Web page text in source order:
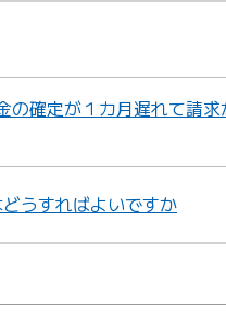
確定が１カ月遅れて請求
うすればよいですか